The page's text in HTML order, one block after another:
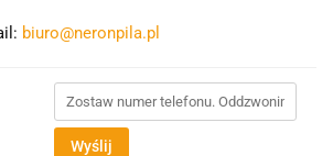
biuro@neronpila.pl
Wyślij